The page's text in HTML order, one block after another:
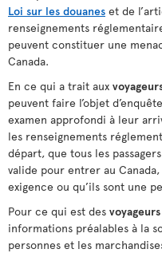
Loi sur les douanes et de
renseignements
peuvent constituer une
Canada.
En ce qui a trait aux
peuvent faire l’objet
examen approfondi à leur
les renseignements
départ, que tous les
valide pour entrer au
exigence ou qu’ils sont une
Pour ce qui est des
informations préalables à la
personnes et les